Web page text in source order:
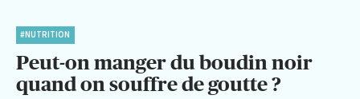
#NUTRITION
Peut-on manger du boudin noir
quand on souffre de goutte ?